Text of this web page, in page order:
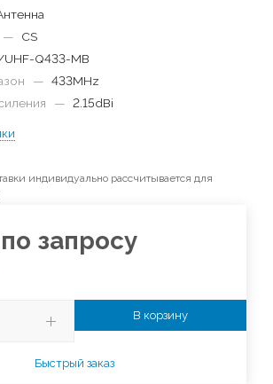
—
CS
UHF-Q433-MB
— 433MHz
— 2.15dBi
индивидуально рассчитывается для
запросу
В корзину
Быстрый заказ